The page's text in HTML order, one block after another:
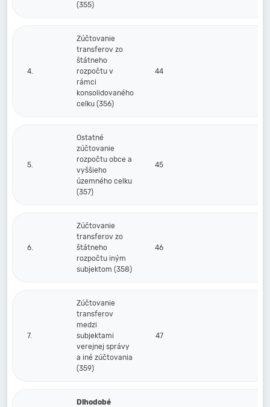
(355)
4.
Zúčtovanie
transferov zo
štátneho
rozpočtu v
rámci
konsolidovaného
celku (356)
44
5.
Ostatné
zúčtovanie
rozpočtu obce a
vyššieho
územného celku
(357)
45
6.
Zúčtovanie
transferov zo
štátneho
rozpočtu iným
subjektom (358)
46
7.
Zúčtovanie
transferov
medzi
subjektami
verejnej správy
a iné zúčtovania
(359)
47
Dlhodobé